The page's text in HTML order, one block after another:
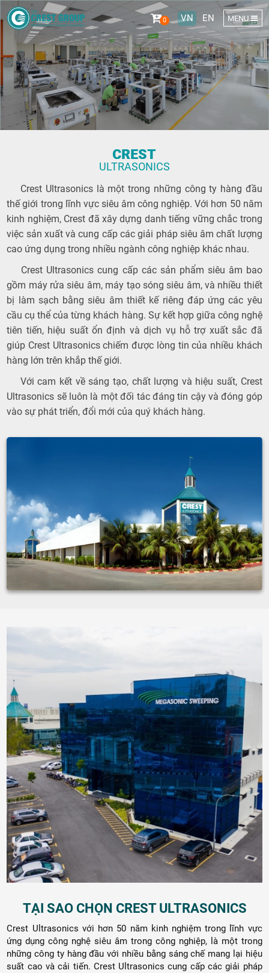
MENU
0 VN EN
243/9/
Tô Hiến
Thành,
Phường
Hòa
Hưng, TP.
Hồ Chí
Minh
CREST
ULTRASONICS
Crest Ultrasonics là một trong những công ty hàng đầu
thế giới trong lĩnh vực siêu âm công nghiệp. Với hơn 50 năm
kinh nghiệm, Crest đã xây dựng danh tiếng vững chắc trong
việc sản xuất và cung cấp các giải pháp siêu âm chất lượng
cao ứng dụng trong nhiều ngành công nghiệp khác nhau.
Crest Ultrasonics cung cấp các sản phẩm siêu âm bao
gồm máy rửa siêu âm, máy tạo sóng siêu âm, và nhiều thiết
bị làm sạch bằng siêu âm thiết kế riêng đáp ứng các yêu
cầu cụ thể của từng khách hàng. Sự kết hợp giữa công nghệ
tiên tiến, hiệu suất ổn định và dịch vụ hỗ trợ xuất sắc đã
giúp Crest Ultrasonics chiếm được lòng tin của nhiều khách
hàng lớn trên khắp thế giới.
Với cam kết về sáng tạo, chất lượng và hiệu suất, Crest
Ultrasonics sẽ luôn là một đối tác đáng tin cậy và đóng góp
vào sự phát triển, đổi mới của quý khách hàng.
TẠI SAO CHỌN CREST ULTRASONICS
Crest Ultrasonics với hơn 50 năm kinh nghiệm trong lĩnh vực
ứng dụng công nghệ siêu âm trong công nghiệp, là một trong
những công ty hàng đầu với nhiều bằng sáng chế mang lại hiệu
suất cao và cải tiến. Crest Ultrasonics cung cấp các giải pháp